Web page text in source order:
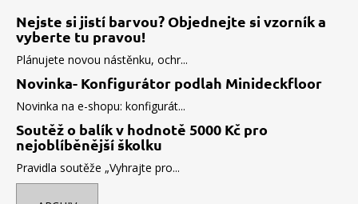
Nejste si jistí barvou? Objednejte si vzorník a
vyberte tu pravou!
Plánujete novou nástěnku, ochr...
Novinka- Konfigurátor podlah Minideckfloor
Novinka na e-shopu: konfigurát...
Soutěž o balík v hodnotě 5000 Kč pro
nejoblíběnější školku
Pravidla soutěže „Vyhrajte pro...